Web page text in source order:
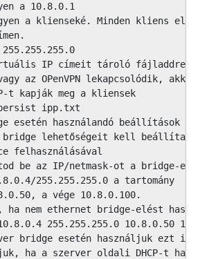
a 10.8.0.1
a klienseké. Minden kliens
IP címeit tároló fájladdress
az OPenVPN lekapcsolódik,
t kapják meg a kliensek
ipp.txt
esetén használandó beállítások
bridge lehetőségeit kell beállítani
felhasználásával
be az IP/netmask-ot a bridge-
255.255.255.0 a tartomány
a vége 10.8.0.100.
ha nem ethernet bridge-elést
255.255.255.0 10.8.0.50
bridge esetén használjuk ezt is.
ha a szerver oldali DHCP-t